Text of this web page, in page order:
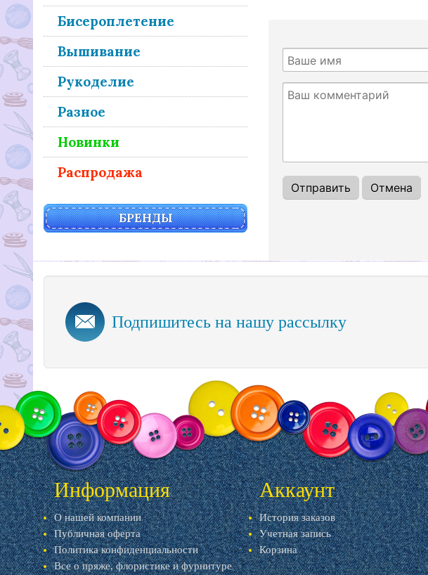
Бисероплетение
Вышивание
Рукоделие
Разное
Новинки
Распродажа
БРЕНДЫ
Подпишитесь на нашу рассылку
Информация
О нашей компании
Публичная оферта
Политика конфиденциальности
Все о пряже, флористике и фурнитуре
Аккаунт
История заказов
Учетная запись
Корзина